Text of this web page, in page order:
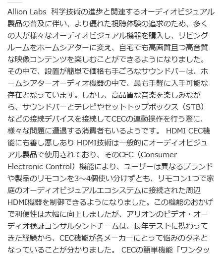
Allion Labs 科学技術の進歩と関連するオーディオビジュアル
製品の普及に伴い、より優れた視聴体験の追求のため、多く
の人が様々なオーディオビジュアル機器を購入し、リビング
ルームをホームシアターに変え、自宅でも高画質且つ高音質
な映像コンテンツを楽しむことができるようになりました。
その中で、設置が簡単で価格も手ごろなサウンドバーは、ホ
ームシアターオーディオ機器の中で、最も手軽に入手可能な
存在となっています。しかし、高品質な音楽を楽しみなが
ら、サウンドバーとテレビやセットトップボックス（STB）
などの接続デバイスを接続してCECの連動操作を行う際に、
様々な問題に遭遇する消費者もいるようです。 HDMI CEC機
能にも善し悪しあり HDMI技術は一般的にオーディオビジュ
アル製品で使用されており、そのCEC（Consumer
Electronic Control）機能により、ユーザーは異なるブランド
や製品のリモコンを3〜4個使い分けずとも、リモコン1つで家
庭のオーディオビジュアルエコシステムに接続された周辺
HDMI機器を制御できるようになりました。この機能のおかげ
で利便性は大幅に向上しましたが、アリオンのビデオ・オー
ディオ検証コンサルタントチームは、長年テストに携わって
きた経験から、CEC機能が各メーカーにとって悩みのタネと
なっていることが分かりました。 CECの簡単機能「ワンタッ